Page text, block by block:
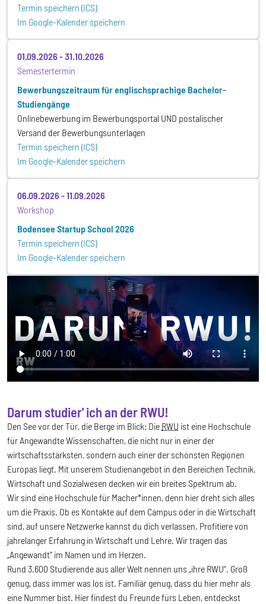
Termin speichern (ICS)
Im Google-Kalender speichern
01.09.2026 -31.10.2026
Semestertermin
Bewerbungszeitraum für englischsprachige Bachelor-
Studiengänge
Onlinebewerbung im Bewerbungsportal UND postalischer
Versand der Bewerbungsunterlagen
Termin speichern (ICS)
Im Google-Kalender speichern
06.09.2026 -11.09.2026
Workshop
Bodensee Startup School 2026
Termin speichern (ICS)
Im Google-Kalender speichern
Darum studier' ich an der RWU!
Den See vor der Tür, die Berge im Blick: Die RWU ist eine Hochschule
für Angewandte Wissenschaften, die nicht nur in einer der
wirtschaftsstärksten, sondern auch einer der schönsten Regionen
Europas liegt. Mit unserem Studienangebot in den Bereichen Technik,
Wirtschaft und Sozialwesen decken wir ein breites Spektrum ab.
Wir sind eine Hochschule für Macher*innen, denn hier dreht sich alles
um die Praxis. Ob es Kontakte auf dem Campus oder in die Wirtschaft
sind, auf unsere Netzwerke kannst du dich verlassen. Profitiere von
jahrelanger Erfahrung in Wirtschaft und Lehre. Wir tragen das
„Angewandt“ im Namen und im Herzen.
Rund 3.600 Studierende aus aller Welt nennen uns „ihre RWU“. Groß
genug, dass immer was los ist. Familiär genug, dass du hier mehr als
eine Nummer bist. Hier findest du Freunde fürs Leben, entdeckst